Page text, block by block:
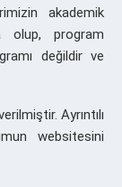
akademik
olup, program
değildir ve
Ayrıntılı
websitesini